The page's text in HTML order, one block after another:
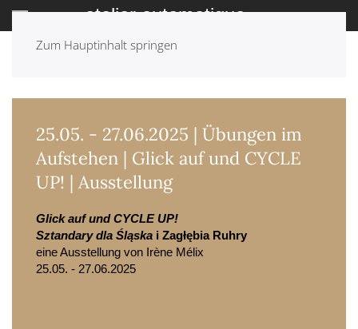
Zum Hauptinhalt springen
25.05. - 27.06.2025 | Übungen im
Aufstehen | Glick auf und CYCLE
UP! | Ausstellung
Glick auf und CYCLE UP!
Sztandary dla Śląska i Zagłębia Ruhry
eine Ausstellung von Irène Mélix
25.05. - 27.06.2025